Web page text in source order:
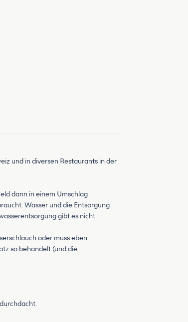
und in diversen Restaurants in der
dann in einem Umschlag
Wasser und die Entsorgung
gibt es nicht.
oder muss eben
so behandelt (und die